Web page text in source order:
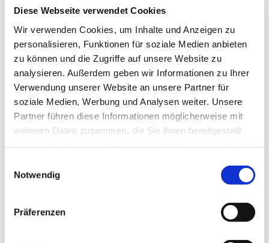
Diese Webseite verwendet Cookies
Wir verwenden Cookies, um Inhalte und Anzeigen zu
personalisieren, Funktionen für soziale Medien anbieten
zu können und die Zugriffe auf unsere Website zu
analysieren. Außerdem geben wir Informationen zu Ihrer
Verwendung unserer Website an unsere Partner für
soziale Medien, Werbung und Analysen weiter. Unsere
Partner führen diese Informationen möglicherweise mit
weiteren Daten zusammen, die Sie ihnen bereitgestellt
Notwendig
Präferenzen
Heilig Kreuz, Altentreptow,
Klüschenberg, Katholischer Berg,
17087 Altentreptow